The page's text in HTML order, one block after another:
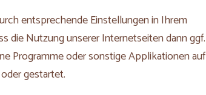
entsprechende Einstellungen in Ihrem
die Nutzung unserer Internetseiten dann ggf.
Programme oder sonstige Applikationen auf
gestartet.